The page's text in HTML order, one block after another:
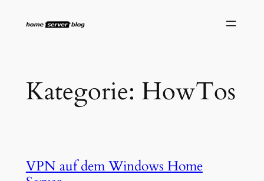
Inhalt
Kategorie: HowTos
VPN auf dem Windows Home